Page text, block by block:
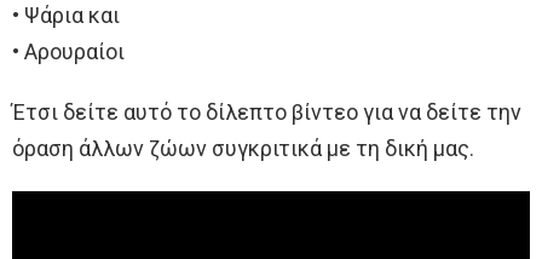
• Ψάρια και
• Αρουραίοι
Έτσι δείτε αυτό το δίλεπτο βίντεο για να δείτε την
όραση άλλων ζώων συγκριτικά με τη δική μας.